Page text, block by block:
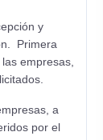
y
Primera
empresas,
a
por el